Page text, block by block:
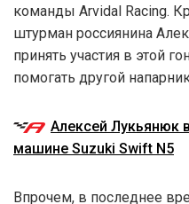
команды Arvidal Racing.
штурман россиянина
принять участия в этой
помогать другой
Алексей Лукьянюк
машине Suzuki Swift N5
Впрочем, в последнее